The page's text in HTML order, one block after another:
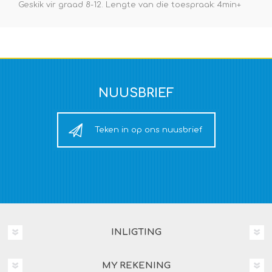
Geskik vir graad 8-12. Lengte van die toespraak: 4min+
NUUSBRIEF
Teken in op ons nuusbrief
INLIGTING
MY REKENING